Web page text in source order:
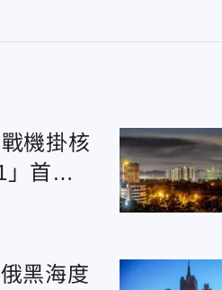
機掛核
首曝
黑海度